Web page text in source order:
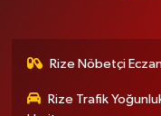
Rize Nöbetçi
Rize Trafik